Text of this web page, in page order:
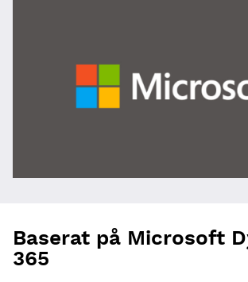
Baserat på Microsoft
365